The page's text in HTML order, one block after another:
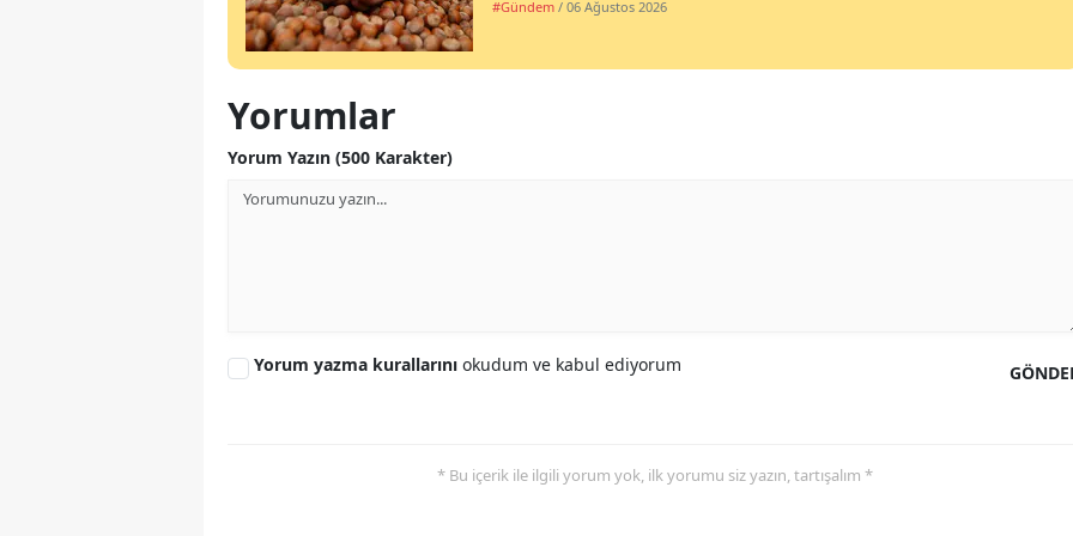
#Gündem / 06 Ağustos 2026
Yorumlar
Yorum Yazın (500 Karakter)
Yorum yazma kurallarını okudum ve kabul ediyorum
* Bu içerik ile ilgili yorum yok, ilk yorumu siz yazın, tartışalım *